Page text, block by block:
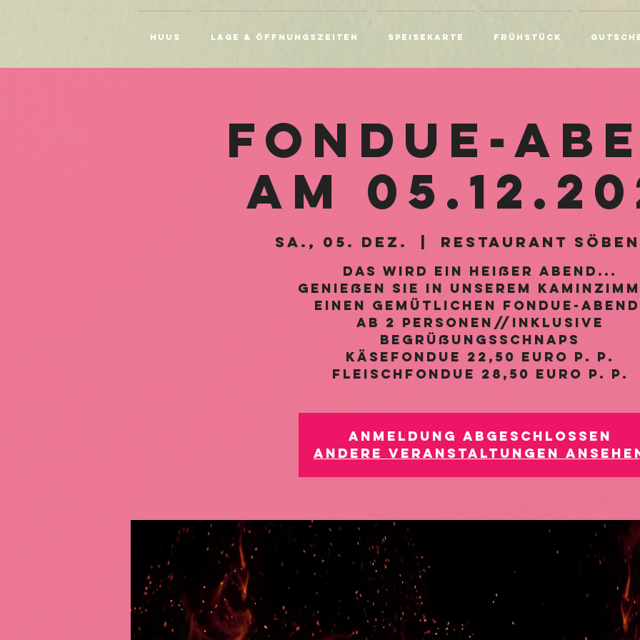
HUUS Lage & Öffnungszeiten Speisekarte Frühstück
Fondue-
am
Sa., 05. Dez. Restaurant
Das wird ein heißer Abend...
Genießen Sie in unserem
einen gemütlichen Fondue-
Ab 2 Personen//inklusive
Begrüßungsschnaps
Käsefondue 22,50 Euro p. P.
Fleischfondue 28,50 Euro p. P.
Anmeldung abgeschlossen
Andere Veranstaltungen